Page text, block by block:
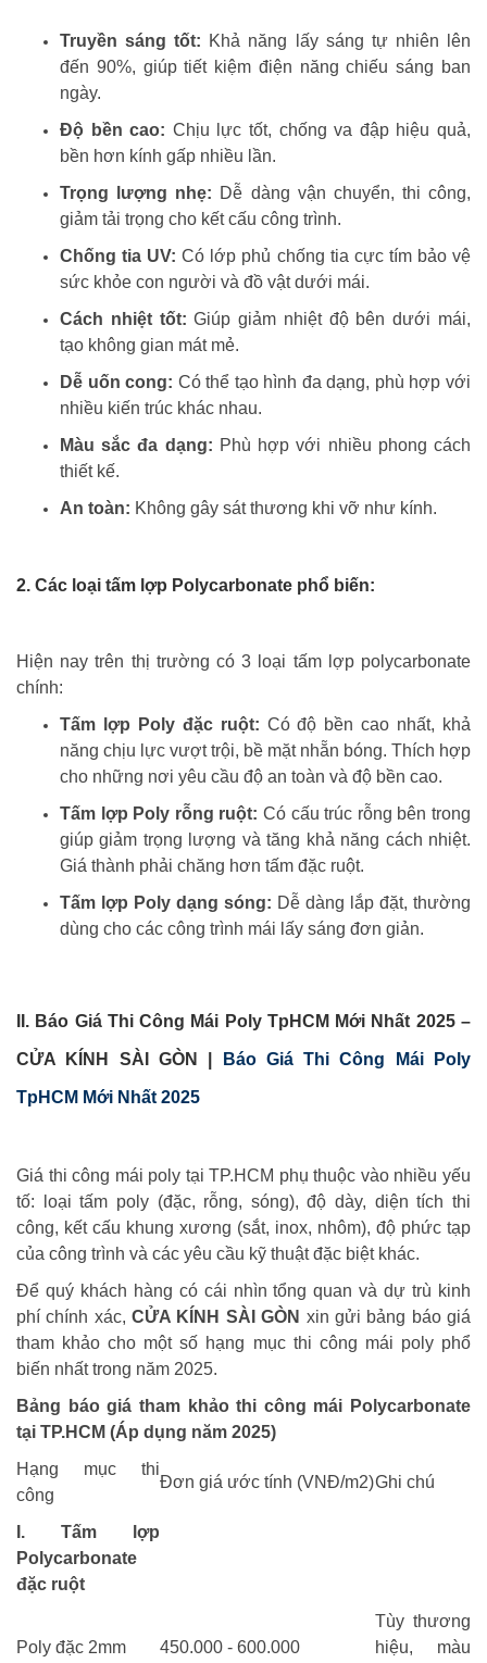
Truyền sáng tốt: Khả năng lấy sáng tự nhiên lên
đến 90%, giúp tiết kiệm điện năng chiếu sáng ban
ngày.
Độ bền cao: Chịu lực tốt, chống va đập hiệu quả,
bền hơn kính gấp nhiều lần.
Trọng lượng nhẹ: Dễ dàng vận chuyển, thi công,
giảm tải trọng cho kết cấu công trình.
Chống tia UV: Có lớp phủ chống tia cực tím bảo vệ
sức khỏe con người và đồ vật dưới mái.
Cách nhiệt tốt: Giúp giảm nhiệt độ bên dưới mái,
tạo không gian mát mẻ.
Dễ uốn cong: Có thể tạo hình đa dạng, phù hợp với
nhiều kiến trúc khác nhau.
Màu sắc đa dạng: Phù hợp với nhiều phong cách
thiết kế.
An toàn: Không gây sát thương khi vỡ như kính.
2. Các loại tấm lợp Polycarbonate phổ biến:
Hiện nay trên thị trường có 3 loại tấm lợp polycarbonate
chính:
Tấm lợp Poly đặc ruột: Có độ bền cao nhất, khả
năng chịu lực vượt trội, bề mặt nhẵn bóng. Thích hợp
cho những nơi yêu cầu độ an toàn và độ bền cao.
Tấm lợp Poly rỗng ruột: Có cấu trúc rỗng bên trong
giúp giảm trọng lượng và tăng khả năng cách nhiệt.
Giá thành phải chăng hơn tấm đặc ruột.
Tấm lợp Poly dạng sóng: Dễ dàng lắp đặt, thường
dùng cho các công trình mái lấy sáng đơn giản.
II. Báo Giá Thi Công Mái Poly TpHCM Mới Nhất 2025 –
CỬA KÍNH SÀI GÒN | Báo Giá Thi Công Mái Poly
TpHCM Mới Nhất 2025
Giá thi công mái poly tại TP.HCM phụ thuộc vào nhiều yếu
tố: loại tấm poly (đặc, rỗng, sóng), độ dày, diện tích thi
công, kết cấu khung xương (sắt, inox, nhôm), độ phức tạp
của công trình và các yêu cầu kỹ thuật đặc biệt khác.
Để quý khách hàng có cái nhìn tổng quan và dự trù kinh
phí chính xác,CỬA KÍNH SÀI GÒN xin gửi bảng báo giá
tham khảo cho một số hạng mục thi công mái poly phổ
biến nhất trong năm 2025.
Bảng báo giá tham khảo thi công mái Polycarbonate
tại TP.HCM (Áp dụng năm 2025)
Hạng mục thi
công
Đơn giá ước tính (VNĐ/m2)Ghi chú
I. Tấm lợp
Polycarbonate
đặc ruột
Poly đặc 2mm 450.000 - 600.000
Tùy thương
hiệu, màu